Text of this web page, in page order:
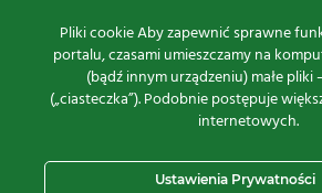
Proxima Spółka Jawna W.M. Fredrych, M.
Polna 23A, 87-100 Toruń
9561939535
REGON:
871107806
pon – pt.
Pliki cookie Aby zapewnić sprawne
portalu, czasami umieszczamy na
(bądź innym urządzeniu) małe pliki
(„ciasteczka”). Podobnie postępuje
internetowych.
Ustawienia Prywatności